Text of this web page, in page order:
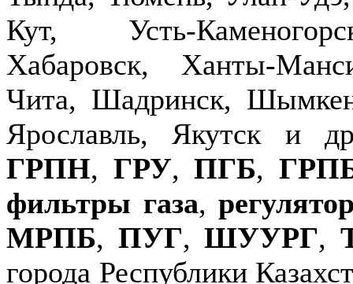
Кут, Усть-
Хабаровск, Ханты-
Чита, Шадринск,
Ярославль, Якутск и
ГРПН, ГРУ,ПГБ,
фильтры газа,
МРПБ, ПУГ,ШУУРГ,
города Республики